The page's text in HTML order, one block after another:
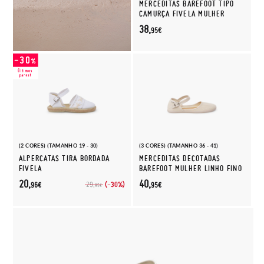
MERCEDITAS BAREFOOT TIPO
CAMURÇA FIVELA MULHER
38,95€
(2 CORES) (TAMANHO 19 - 30)
ALPERCATAS TIRA BORDADA
FIVELA
29,95€ (-30%)
20,96€
(3 CORES) (TAMANHO 36 - 41)
MERCEDITAS DECOTADAS
BAREFOOT MULHER LINHO FINO
40,95€